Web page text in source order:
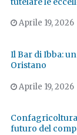
Aprile 19, 2026
Il Bar di Ibba:
Oristano
Aprile 19, 2026
futuro del